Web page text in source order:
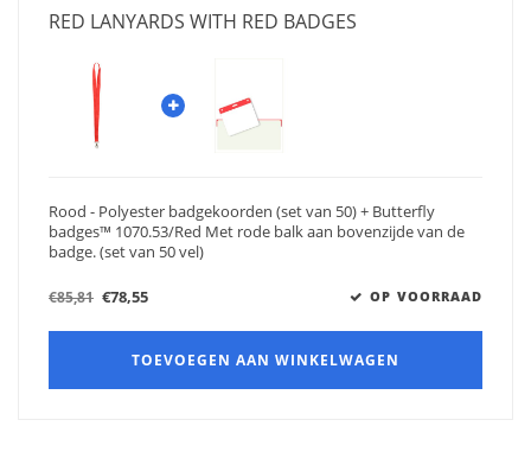
RED LANYARDS WITH RED BADGES
Rood - Polyester badgekoorden (set van 50) + Butterfly
badges™ 1070.53/Red Met rode balk aan bovenzijde van de
badge. (set van 50 vel)
€85,81 €78,55 OP VOORRAAD
TOEVOEGEN AAN WINKELWAGEN